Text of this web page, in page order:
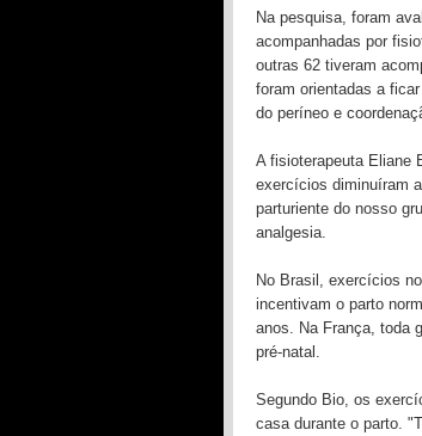
Na pesquisa, foram
acompanhadas por
outras 62 tiveram
foram orientadas a
do períneo e
A fisioterapeuta Eliane
exercícios diminuíram
parturiente do nosso
analgesia.
No Brasil, exercícios
incentivam o parto
anos. Na França, toda
pré-natal.
Segundo Bio, os
casa durante o parto.